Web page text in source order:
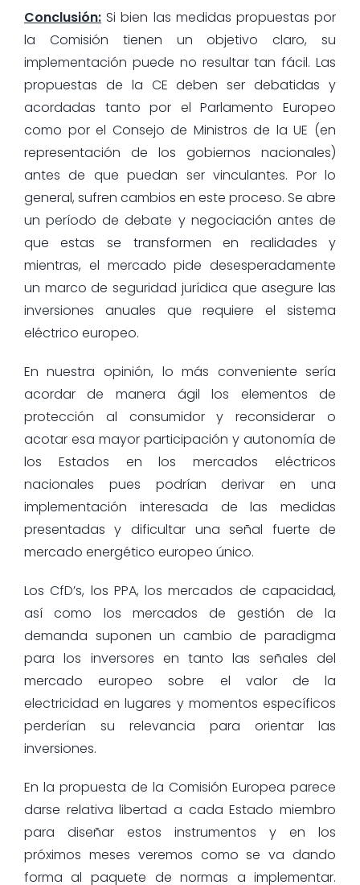
Conclusión:Si bien las medidas propuestas por
la Comisión tienen un objetivo claro, su
implementación puede no resultar tan fácil. Las
propuestas de la CE deben ser debatidas y
acordadas tanto por el Parlamento Europeo
como por el Consejo de Ministros de la UE (en
representación de los gobiernos nacionales)
antes de que puedan ser vinculantes. Por lo
general, sufren cambios en este proceso. Se abre
un período de debate y negociación antes de
que estas se transformen en realidades y
mientras, el mercado pide desesperadamente
un marco de seguridad jurídica que asegure las
inversiones anuales que requiere el sistema
eléctrico europeo.
En nuestra opinión, lo más conveniente sería
acordar de manera ágil los elementos de
protección al consumidor y reconsiderar o
acotar esa mayor participación y autonomía de
los Estados en los mercados eléctricos
nacionales pues podrían derivar en una
implementación interesada de las medidas
presentadas y dificultar una señal fuerte de
mercado energético europeo único.
Los CfD’s, los PPA, los mercados de capacidad,
así como los mercados de gestión de la
demanda suponen un cambio de paradigma
para los inversores en tanto las señales del
mercado europeo sobre el valor de la
electricidad en lugares y momentos específicos
perderían su relevancia para orientar las
inversiones.
En la propuesta de la Comisión Europea parece
darse relativa libertad a cada Estado miembro
para diseñar estos instrumentos y en los
próximos meses veremos como se va dando
forma al paquete de normas a implementar.